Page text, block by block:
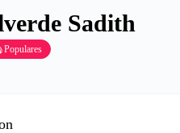
Sadith
Populares